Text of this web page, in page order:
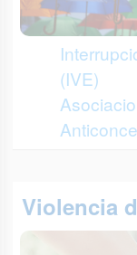
(IVE)
Violencia